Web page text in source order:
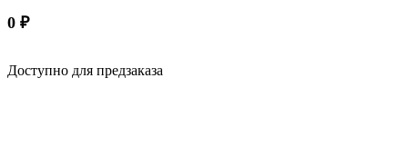
0 ₽
Доступно для предзаказа